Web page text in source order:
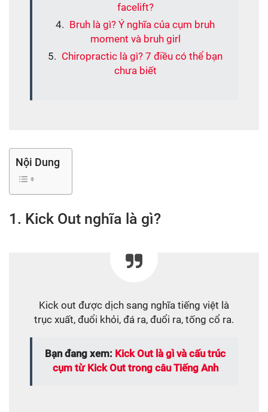
facelift?
Bruh là gì? Ý nghĩa của cụm bruh
moment và bruh girl
Chiropractic là gì? 7 điều có thể bạn
chưa biết
Nội Dung
1. Kick Out nghĩa là gì?
Kick out được dịch sang nghĩa tiếng việt là
trục xuất, đuổi khỏi, đá ra, đuổi ra, tống cổ ra.
Bạn đang xem: Kick Out là gì và cấu trúc
cụm từ Kick Out trong câu Tiếng Anh